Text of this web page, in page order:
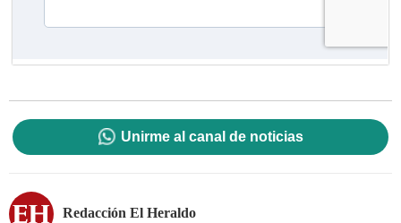
Unirme al canal de noticias
Redacción El Heraldo